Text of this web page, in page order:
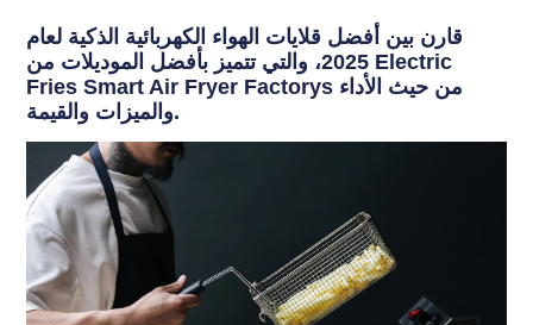
قارن بين أفضل قلايات الهواء الكهربائية الذكية لعام
2025، والتي تتميز بأفضل الموديلات من Electric
Fries Smart Air Fryer Factorys من حيث الأداء
والميزات والقيمة.